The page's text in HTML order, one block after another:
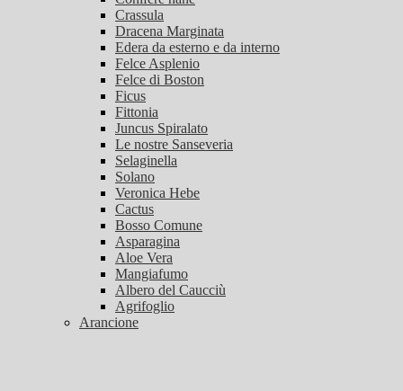
Crassula
Dracena Marginata
Edera da esterno e da interno
Felce Asplenio
Felce di Boston
Ficus
Fittonia
Juncus Spiralato
Le nostre Sanseveria
Selaginella
Solano
Veronica Hebe
Cactus
Bosso Comune
Asparagina
Aloe Vera
Mangiafumo
Albero del Caucciù
Agrifoglio
Arancione